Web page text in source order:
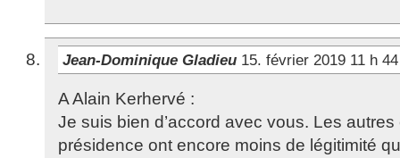
Jean-Dominique Gladieu 15. février 2019 11 h
A Alain Kerhervé :
Je suis bien d’accord avec vous. Les
présidence ont encore moins de légitimité